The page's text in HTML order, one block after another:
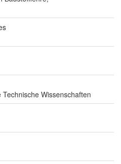
Wissenschaften